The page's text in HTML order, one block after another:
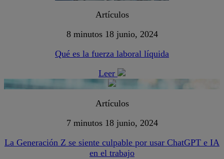
Artículos
8 minutos 18 junio, 2024
Qué es la fuerza laboral líquida
Leer
Artículos
7 minutos 18 junio, 2024
La Generación Z se siente culpable por usar ChatGPT e IA
en el trabajo